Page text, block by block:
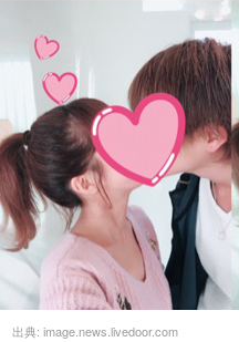
出典: image.news.livedoor.com